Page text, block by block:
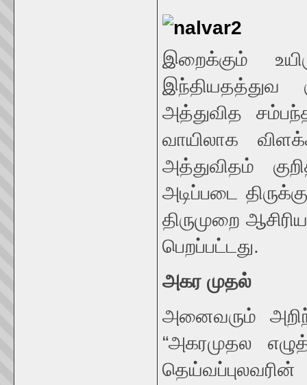
இறைக்கும்
அத்துவித
வாயிலாக
அத்துவிதம்
அடிப்படை
திருமுறை
பெறப்பட்டது.
அகர முதல்
அனைவரும்
“அகரமுதல